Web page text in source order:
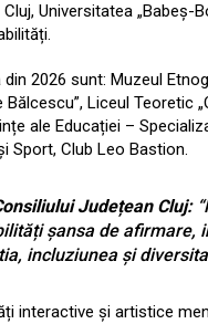
Universitatea „Babeș-
2026 sunt: Muzeul
Bălcescu”, Liceul Teoretic
ale Educației –
Sport, Club Leo Bastion.
Județean Cluj:
șansa de afirmare,
incluziunea și
interactive și artistice